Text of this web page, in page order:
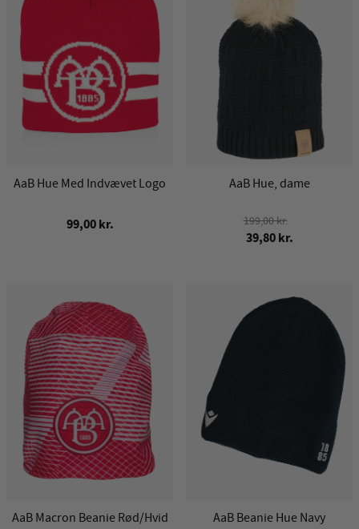
AaB Hue Med Indvævet Logo
99,00 kr.
AaB Hue, dame
199,00 kr.
39,80 kr.
AaB Macron Beanie Rød/Hvid AaB Beanie Hue Navy